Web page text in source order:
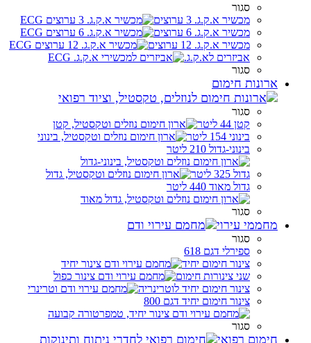
סגור
מכשיר א.ק.ג. 3 ערוצים
מכשיר א.ק.ג. 6 ערוצים
מכשיר א.ק.ג. 12 ערוצים
אביזרים לא.ק.ג.
סגור
ארונות חימום
סגור
קטן 44 ליטר
בינוני 154 ליטר
בינוני-גדול 210 ליטר
גדול 325 ליטר
גדול מאוד 440 ליטר
סגור
מחממי עירוי
סגור
ספירלי דגם 618
צינור חימום יחיד
שני צינורות חימום
צינור חימום יחיד לוטרינריה
צינור חימום יחיד דגם 800
סגור
חימום רפואי